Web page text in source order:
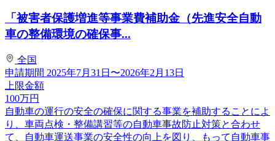
「被害者保護増進等事業費補助金（先進安全自動
車の整備環境の確保事...
全国
申請期間 2025年7月31日〜2026年2月13日
上限金額
100万円
自動車の運行の安全の確保に関する事業を補助することによ
り、車両点検・整備講習等の自動車事故防止対策と合わせ
て、自動車運送事業の安全性の向上を図り、もって自動車事